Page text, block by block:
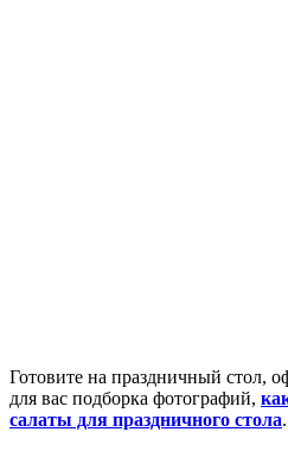
Готовите на праздничный стол,
для вас подборка фотографий,
салаты для праздничного стола